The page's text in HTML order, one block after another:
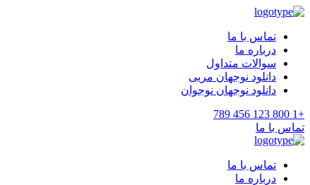
تماس با ما
درباره ما
سوالات متداول
دانلود نوجهان مربی
دانلود نوجهان نوجوان
+1 800 123 456 789
تماس با ما
تماس با ما
درباره ما